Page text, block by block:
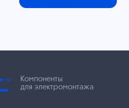
Компоненты
для электромонтажа